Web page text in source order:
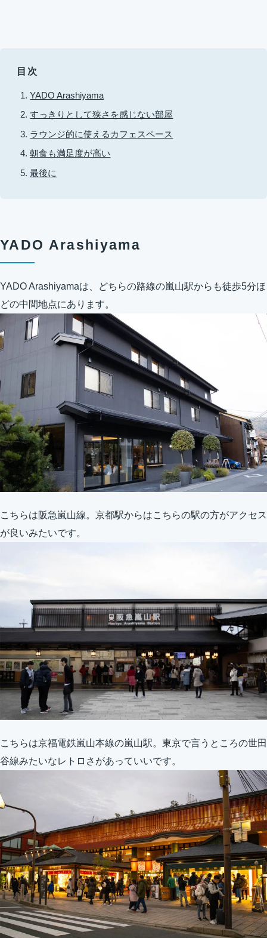
目次
YADO Arashiyama
すっきりとして狭さを感じない部屋
ラウンジ的に使えるカフェスペース
朝食も満足度が高い
最後に
YADO Arashiyama
YADO Arashiyamaは、どちらの路線の嵐山駅からも徒歩5分ほ
どの中間地点にあります。
こちらは阪急嵐山線。京都駅からはこちらの駅の方がアクセス
が良いみたいです。
こちらは京福電鉄嵐山本線の嵐山駅。東京で言うところの世田
谷線みたいなレトロさがあっていいです。